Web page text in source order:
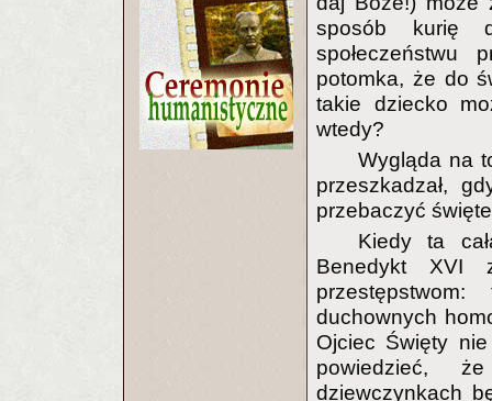
sposób kurię
społeczeństwu
potomka, że do
takie dziecko
wtedy?
Wygląda na
przeszkadzał,
przebaczyć
Kiedy ta
Benedykt XVI
duchownych
Ojciec Święty
powiedzieć,
dziewczynkach